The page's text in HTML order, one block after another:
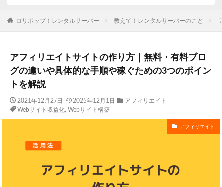
ロリポップ！レンタルサーバー 教えて！レンタルサーバーのこと
アフィリエイトサイトの作り方｜無料・有料ブロ
グの違いや具体的な手順や稼ぐための3つのポイン
トを解説
2021年12月27日 2025年12月1日
アフィリエイト
Webサイト収益化, Webサイト構築
アフィリエイト